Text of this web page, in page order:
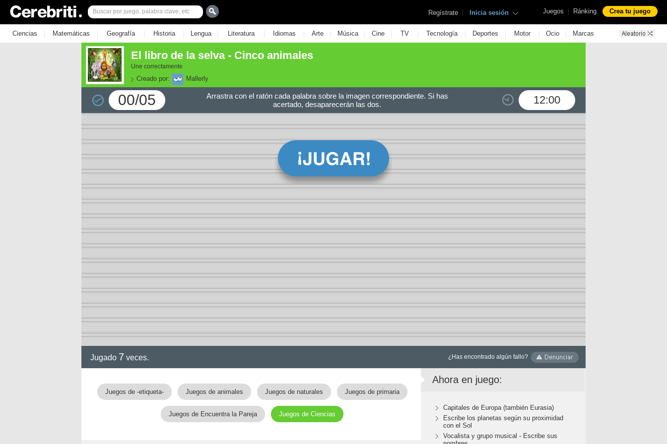
Juegos | Ránking Crea tu juego
Regístrate | Inicia sesión
Ciencias | Matemáticas | Geografía | Historia | Lengua | Literatura | Idiomas | Arte | Música | Cine | TV | Tecnología | Deportes | Motor | Ocio | Marcas
El libro de la selva - Cinco animales
Une correctamente
Creado por: Mallerly
00/05 12:00
Arrastra con el ratón cada palabra sobre la imagen correspondiente. Si has
acertado, desaparecerán las dos.
Jugado 7 veces. ¿Has encontrado algún fallo?
Juegos de -etiqueta- Juegos de animales Juegos de naturales Juegos de primaria
Juegos de Encuentra la Pareja Juegos de Ciencias
Ahora en juego:
Capitales de Europa (también Eurasia)
Escribe los planetas según su proximidad
con el Sol
Vocalista y grupo musical - Escribe sus